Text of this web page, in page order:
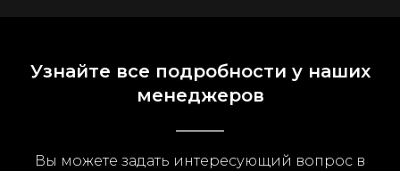
Узнайте все подробности у наших
менеджеров
Вы можете задать интересующий вопрос в